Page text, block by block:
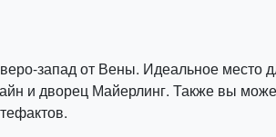
запад от Вены. Идеальное место
и дворец Майерлинг. Также вы